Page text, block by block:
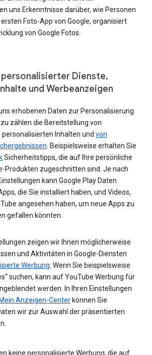
uns Erkenntnisse darüber, wie Personen
ersten Foto-App von Google, organisiert
von Google Fotos.
Dienste,
und Werbeanzeigen
erhobenen Daten zur Personalisierung
zählen die Bereitstellung von
Inhalten und von
. Beispielsweise erhalten Sie
Sicherheitstipps, die auf Ihre persönliche
Produkten zugeschnitten sind. Je nach
kann Google Play Daten
die Sie installiert haben, und Videos,
angesehen haben, um neue Apps zu
gefallen könnten.
zeigen wir Ihnen möglicherweise
und Aktivitäten in Google-Diensten
Werbung . Wenn Sie beispielsweise
suchen, kann auf YouTube Werbung für
werden. In Ihren Einstellungen
Mein Anzeigen-Center können Sie
wir zur Auswahl der präsentierten
keine personalisierte Werbung, die auf